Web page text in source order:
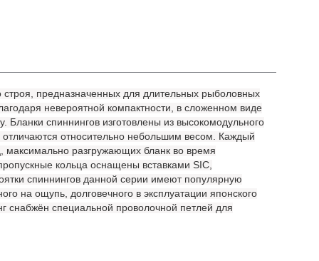
строя, предназначенных для длительных рыболовных
невероятной компактности, в сложенном виде
спиннингов изготовлены из высокомодульного
относительно небольшим весом. Каждый
максимально разгружающих бланк во время
кольца оснащены вставками SIC,
спиннингов данной серии имеют популярную
на ощупь, долговечного в эксплуатации японского
снабжён специальной проволочной петлей для